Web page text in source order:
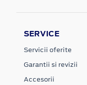
SERVICE
Servicii oferite
Garantii si revizii
Accesorii